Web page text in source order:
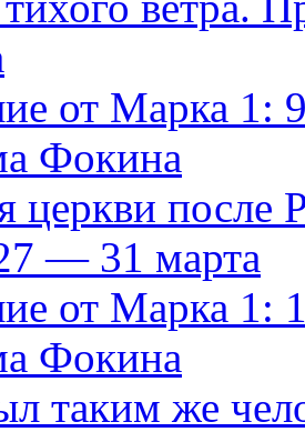
от Марка 1:
Фокина
церкви
— 31 марта
от Марка 1:
Фокина
таким же